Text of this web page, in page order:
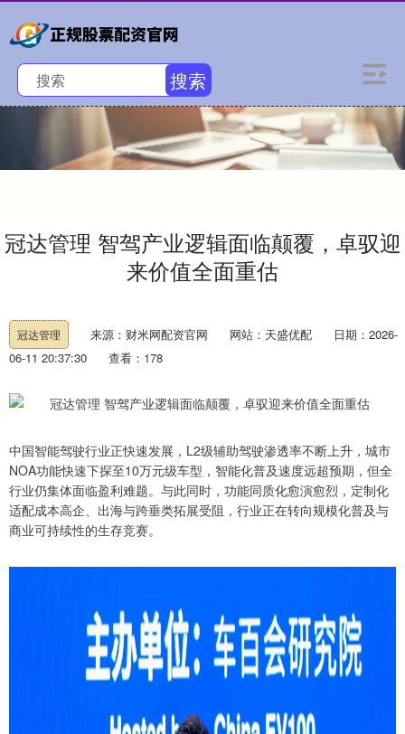
搜索
冠达管理 智驾产业逻辑面临颠覆，卓驭迎
来价值全面重估
冠达管理 来源：财米网配资官网 网站：天盛优配
日期：2026-
06-11 20:37:30
查看：178
中国智能驾驶行业正快速发展，L2级辅助驾驶渗透率不断上升，城市
NOA功能快速下探至10万元级车型，智能化普及速度远超预期，但全
行业仍集体面临盈利难题。与此同时，功能同质化愈演愈烈，定制化
适配成本高企、出海与跨垂类拓展受阻，行业正在转向规模化普及与
商业可持续性的生存竞赛。